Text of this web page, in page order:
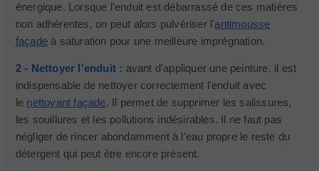
énergique. Lorsque l'enduit est débarrassé de ces matières
non adhérentes, on peut alors pulvériser l'antimousse
façadeà saturation pour une meilleure imprégnation.
2 - Nettoyer l'enduit : avant d'appliquer une peinture, il est
indispensable de nettoyer correctement l'enduit avec
le nettoyant façade. Il permet de supprimer les salissures,
les souillures et les pollutions indésirables. Il ne faut pas
négliger de rincer abondamment à l'eau propre le reste du
détergent qui peut être encore présent.